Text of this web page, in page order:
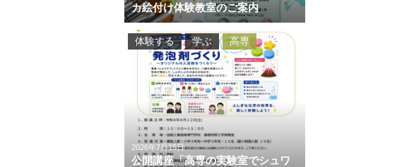
カ絵付け体験教室のご案内
2026年7月15日
公開講座「高専の実験室でシュワ
体験する 学ぶ 高専